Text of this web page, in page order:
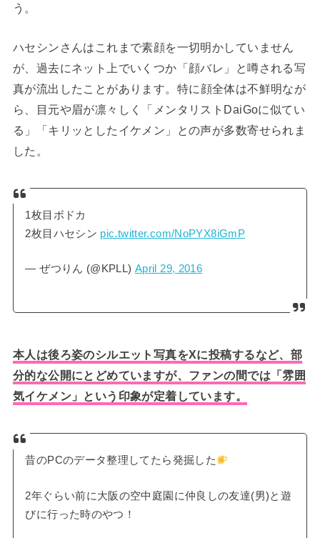
う。
ハセシンさんはこれまで素顔を一切明かしていません
が、過去にネット上でいくつか「顔バレ」と噂される写
真が流出したことがあります。 特に顔全体は不鮮明なが
ら、目元や眉が凛々しく「メンタリストDaiGoに似てい
る」「キリッとしたイケメン」との声が多数寄せられま
した 。
1枚目ボドカ
2枚目ハセシン pic.twitter.com/NoPYX8iGmP
— ぜつりん (@KPLL) April 29, 2016
本人は後ろ姿のシルエット写真をXに投稿するなど、部
分的な公開にとどめていますが、ファンの間では「雰囲
気イケメン」という印象が定着しています。
昔のPCのデータ整理してたら発掘した
2年ぐらい前に大阪の空中庭園に仲良しの友達(男)と遊
びに行った時のやつ！